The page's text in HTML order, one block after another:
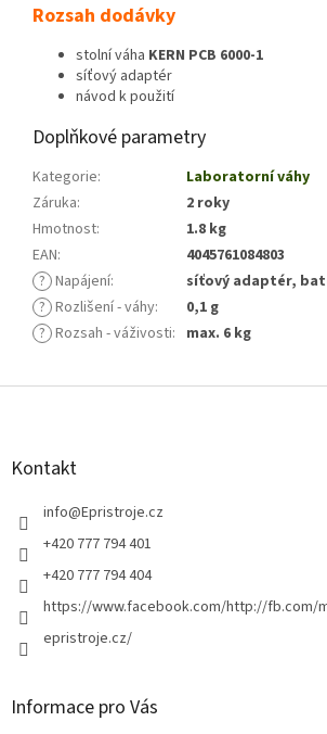
Rozsah dodávky
stolní váha KERN PCB 6000-1
síťový adaptér
návod k použití
Doplňkové parametry
Kategorie:
Laboratorní váhy
Záruka:
2 roky
Hmotnost:
1.8 kg
EAN:
4045761084803
? Napájení:
síťový adaptér,
? Rozlišení - váhy:
0,1 g
? Rozsah - váživosti: max. 6 kg
Z
Kontakt
info@Epristroje.cz
+420 777 794 401
+420 777 794 404
https://www.facebook.com/http://fb.com/
epristroje.cz/
Informace pro Vás